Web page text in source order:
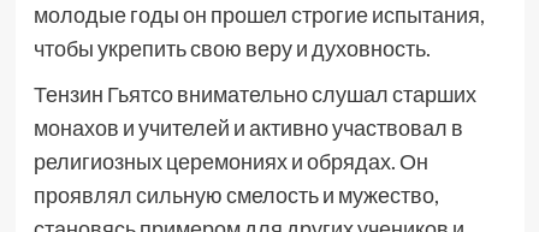
молодые годы он прошел строгие испытания,
чтобы укрепить свою веру и духовность.
Тензин Гьятсо внимательно слушал старших
монахов и учителей и активно участвовал в
религиозных церемониях и обрядах. Он
проявлял сильную смелость и мужество,